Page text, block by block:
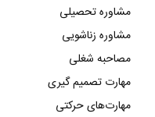
مشاوره تحصیلی
مشاوره زناشویی
مصاحبه شغلی
مهارت تصمیم گیری
مهارت‌های حرکتی